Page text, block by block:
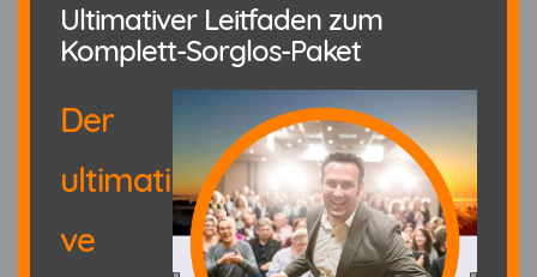
Ultimativer Leitfaden zum
Komplett-Sorglos-Paket
Der
ultimati
ve